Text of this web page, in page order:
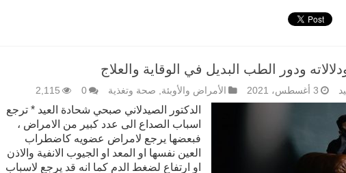
ودور الطب البديل في الوقاية والعلاج
3 أغسطس، 2021 الأمراض والأوبئة, صحة وتغذية 0
2,115
الدكتور الصيدلاني صبحي شحادة العيد * ترجع
اسباب الصداع الى عدد كبير من الامراض ،
فبعضها يرجع لامراض عضويه كاضطراب
العين نفسها او المعد او الجيوب الانفية والاذن
او ارتفاع لضغط الدم كما انه قد يرجع لاسباب